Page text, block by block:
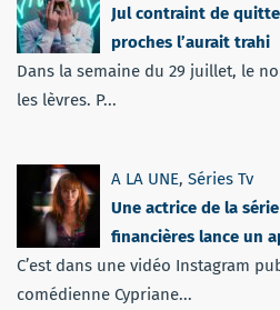
Jul contraint de
proches l’aurait trahi
Dans la semaine du 29 juillet, le
les lèvres. P...
A LA UNE, Séries Tv
Une actrice de la
financières lance un
C’est dans une vidéo Instagram
comédienne Cypriane...